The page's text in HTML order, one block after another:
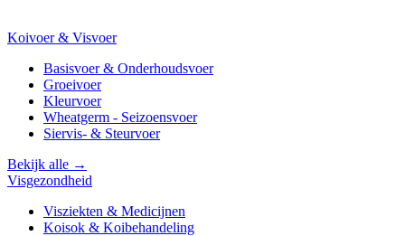
Koivoer & Visvoer
Basisvoer & Onderhoudsvoer
Groeivoer
Kleurvoer
Wheatgerm - Seizoensvoer
Siervis- & Steurvoer
Bekijk alle →
Visgezondheid
Visziekten & Medicijnen
Koisok & Koibehandeling